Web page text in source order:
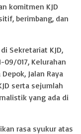
komitmen KJD
berimbang, dan
Sekretariat KJD,
09/017, Kelurahan
Jalan Raya
serta sejumlah
yang ada di
rasa syukur atas